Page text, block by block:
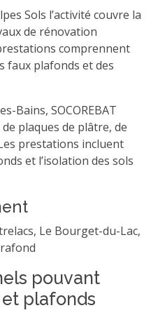
Sols l’activité couvre la
de rénovation
comprennent
faux plafonds et des
Bains, SOCOREBAT
plaques de plâtre, de
prestations incluent
et l’isolation des sols
Le Bourget-du-Lac,
pouvant
plafonds